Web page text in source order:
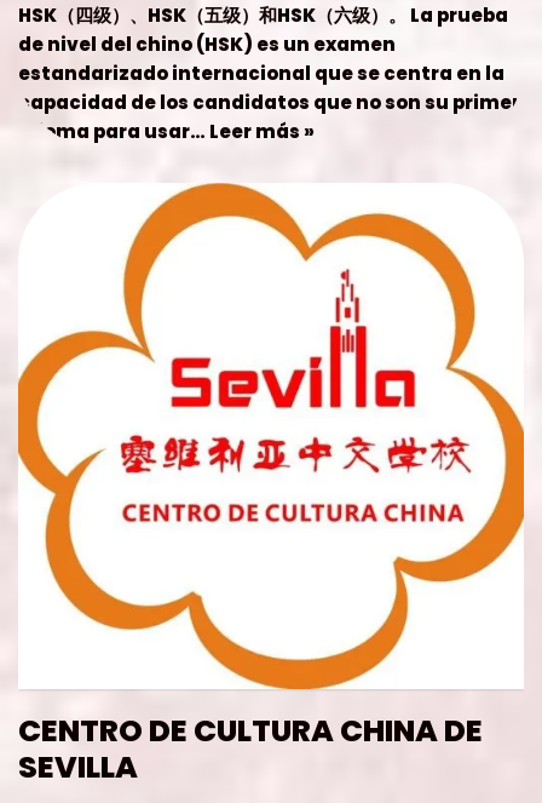
HSK（四级）、HSK（五级）和HSK（六级）。 La prueba
de nivel del chino (HSK) es un examen
estandarizado internacional que se centra en la
capacidad de los candidatos que no son su primer
idioma para usar… Leer más »
CENTRO DE CULTURA CHINA DE
SEVILLA